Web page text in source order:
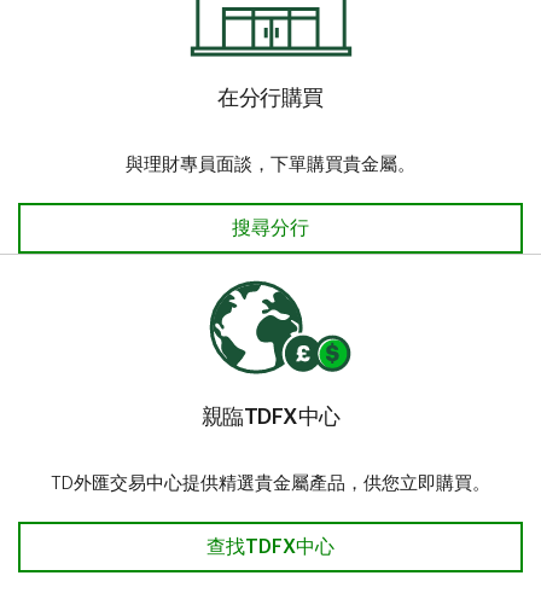
在分行購買
與理財專員面談，下單購買貴金屬。
在分行購買
搜尋分行
親臨TDFX中心
TD外匯交易中心提供精選貴金屬產品，供您立即購買。
查找TDFX中心
查找TDFX中心